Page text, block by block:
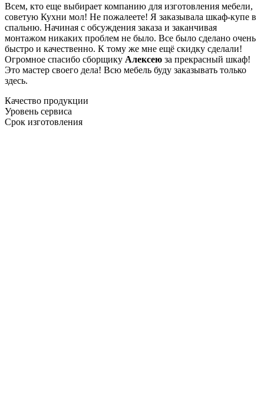
Всем, кто еще выбирает компанию для изготовления мебели,
советую Кухни мол! Не пожалеете! Я заказывала шкаф-купе в
спальню. Начиная с обсуждения заказа и заканчивая
монтажом никаких проблем не было. Все было сделано очень
быстро и качественно. К тому же мне ещё скидку сделали!
Огромное спасибо сборщику Алексею за прекрасный шкаф!
Это мастер своего дела! Всю мебель буду заказывать только
здесь.
Качество продукции
Уровень сервиса
Срок изготовления